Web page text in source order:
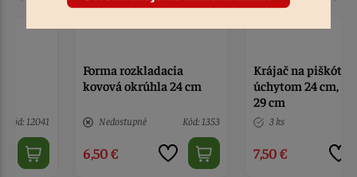
Forma rozkladacia
kovová okrúhla 24 cm
Nedostupné Kód: 1353
6,50 €
Krájač na piškóty s
úchytom 24 cm, struna
3 ks
7,50 €